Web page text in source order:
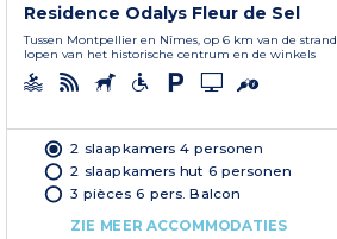
Residence Odalys Fleur de Sel
Tussen Montpellier en Nîmes, op 6 km van de
lopen van het historische centrum en de winkels
2 slaapkamers 4 personen
2 slaapkamers hut 6 personen
3 pièces 6 pers. Balcon
ZIE MEER ACCOMMODATIES